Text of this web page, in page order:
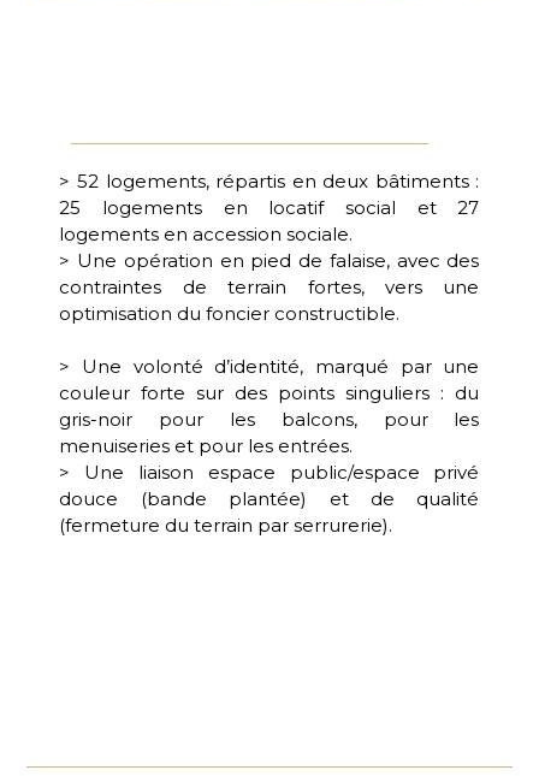
> 52 logements, répartis en deux bâtiments :
25 logements en locatif social et 27
logements en accession sociale.
> Une opération en pied de falaise, avec des
contraintes de terrain fortes, vers une
optimisation du foncier constructible.
> Une volonté d’identité, marqué par une
couleur forte sur des points singuliers : du
gris-noir pour les balcons, pour les
menuiseries et pour les entrées.
> Une liaison espace public/espace privé
douce (bande plantée) et de qualité
(fermeture du terrain par serrurerie).